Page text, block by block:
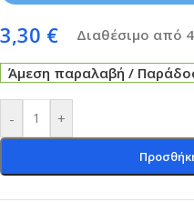
3,30 € Διαθέσιμο από
Άμεση παραλαβή /
- +